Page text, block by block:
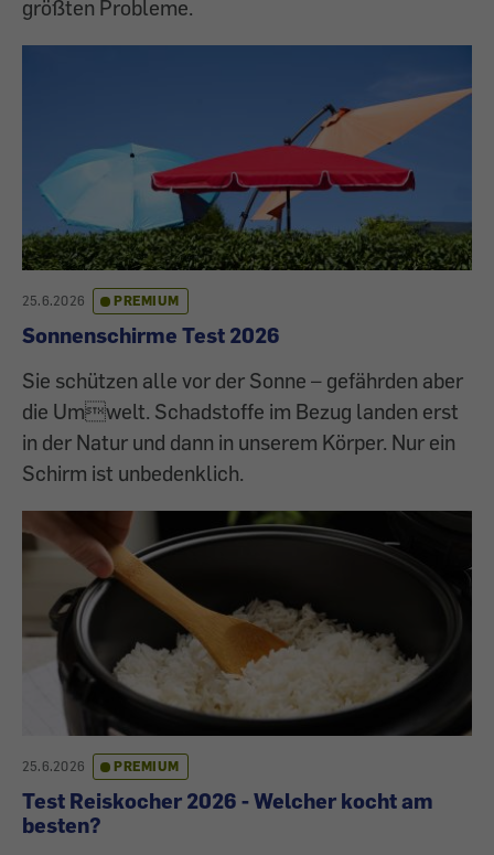
größten Probleme.
25.6.2026 PREMIUM
Sonnenschirme Test 2026
Sie schützen alle vor der Sonne – gefährden aber
die Umwelt. Schadstoffe im Bezug landen erst
in der Natur und dann in unserem Körper. Nur ein
Schirm ist unbedenklich.
25.6.2026 PREMIUM
Test Reiskocher 2026 - Welcher kocht am
besten?